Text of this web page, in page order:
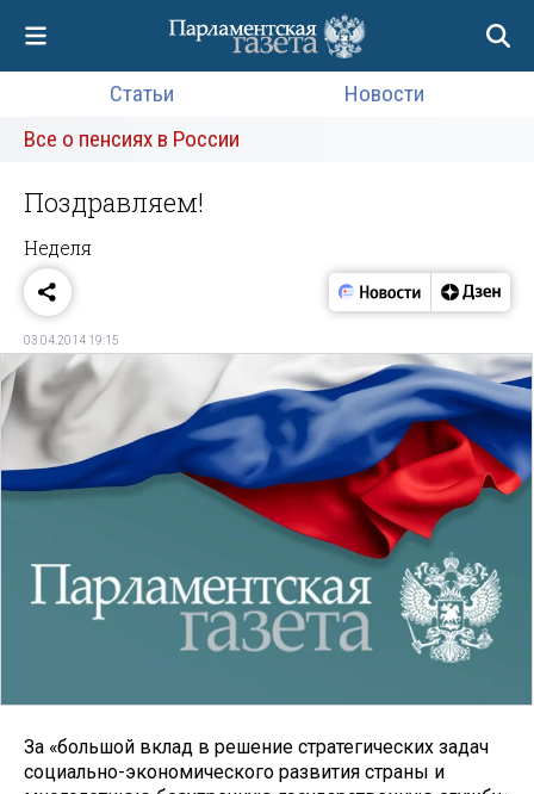
Статьи
Новости
Все о пенсиях в России
Поздравляем!
Неделя
03.04.2014 19:15
За «большой вклад в решение стратегических задач
социально-экономического развития страны и